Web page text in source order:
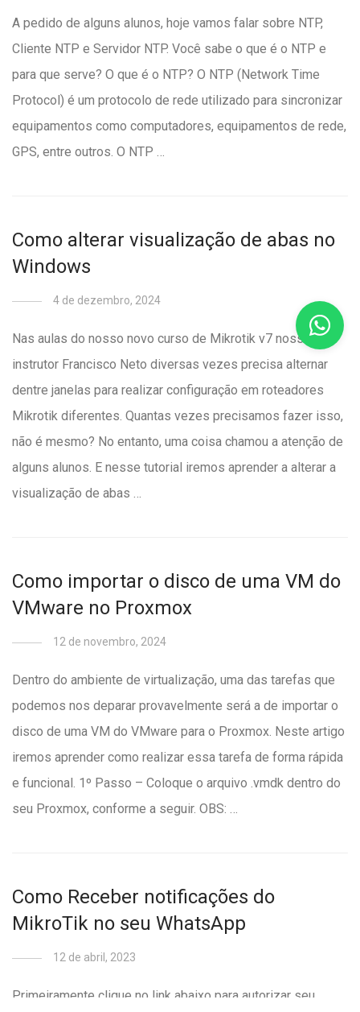
A pedido de alguns alunos, hoje vamos falar sobre NTP,
Cliente NTP e Servidor NTP. Você sabe o que é o NTP e
para que serve? O que é o NTP? O NTP (Network Time
Protocol) é um protocolo de rede utilizado para sincronizar
equipamentos como computadores, equipamentos de rede,
GPS, entre outros. O NTP …
Como alterar visualização de abas no
Windows
4 de dezembro, 2024
Nas aulas do nosso novo curso de Mikrotik v7 nosso
instrutor Francisco Neto diversas vezes precisa alternar
dentre janelas para realizar configuração em roteadores
Mikrotik diferentes. Quantas vezes precisamos fazer isso,
não é mesmo? No entanto, uma coisa chamou a atenção de
alguns alunos. E nesse tutorial iremos aprender a alterar a
visualização de abas …
Como importar o disco de uma VM do
VMware no Proxmox
12 de novembro, 2024
Dentro do ambiente de virtualização, uma das tarefas que
podemos nos deparar provavelmente será a de importar o
disco de uma VM do VMware para o Proxmox. Neste artigo
iremos aprender como realizar essa tarefa de forma rápida
e funcional. 1º Passo – Coloque o arquivo .vmdk dentro do
seu Proxmox, conforme a seguir. OBS: …
Como Receber notificações do
MikroTik no seu WhatsApp
12 de abril, 2023
Primeiramente clique no link abaixo para autorizar seu